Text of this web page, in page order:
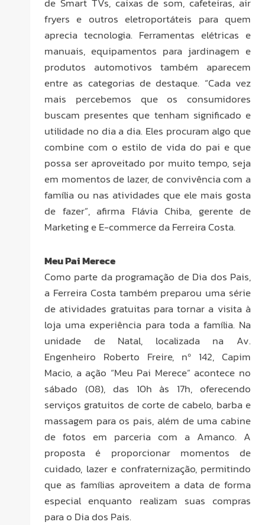
fryers e outros eletroportáteis para quem
aprecia tecnologia. Ferramentas elétricas e
manuais, equipamentos para jardinagem e
produtos automotivos também aparecem
entre as categorias de destaque. “Cada vez
mais percebemos que os consumidores
buscam presentes que tenham significado e
utilidade no dia a dia. Eles procuram algo que
combine com o estilo de vida do pai e que
possa ser aproveitado por muito tempo, seja
em momentos de lazer, de convivência com a
família ou nas atividades que ele mais gosta
de fazer”, afirma Flávia Chiba, gerente de
Marketing e E-commerce da Ferreira Costa.
Meu Pai Merece
Como parte da programação de Dia dos Pais,
a Ferreira Costa também preparou uma série
de atividades gratuitas para tornar a visita à
loja uma experiência para toda a família. Na
unidade de Natal, localizada na Av.
Engenheiro Roberto Freire, nº 142, Capim
Macio, a ação “Meu Pai Merece” acontece no
sábado (08), das 10h às 17h, oferecendo
serviços gratuitos de corte de cabelo, barba e
massagem para os pais, além de uma cabine
de fotos em parceria com a Amanco. A
proposta é proporcionar momentos de
cuidado, lazer e confraternização, permitindo
que as famílias aproveitem a data de forma
especial enquanto realizam suas compras
para o Dia dos Pais.